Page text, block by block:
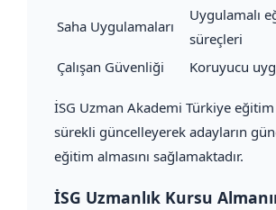
Saha Uygulamaları
Uygulamalı
süreçleri
Çalışan Güvenliği
Koruyucu
İSG Uzman Akademi Türkiye
sürekli güncelleyerek adayların
eğitim almasını sağlamaktadır.
İSG Uzmanlık Kursu